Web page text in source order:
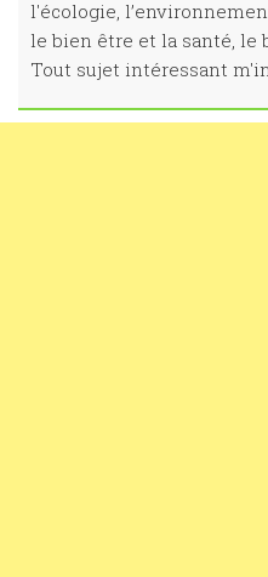
l'écologie,
le bien être et la santé, le
Tout sujet intéressant